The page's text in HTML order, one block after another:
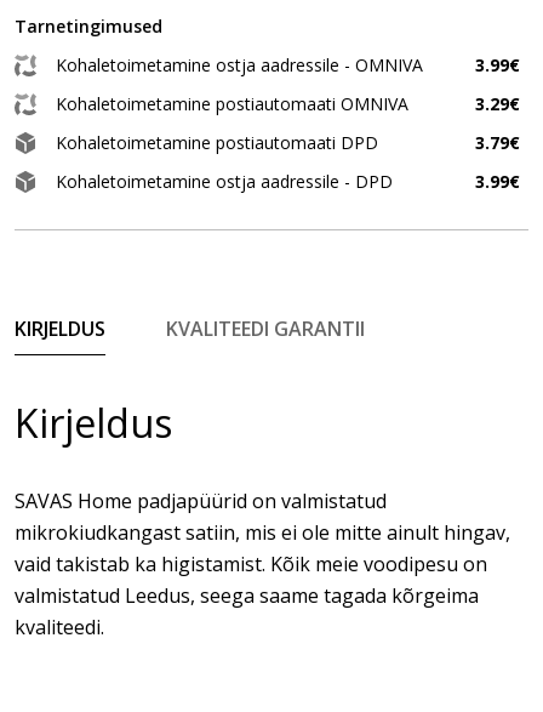
Tarnetingimused
Kohaletoimetamine ostja aadressile - OMNIVA
3.99€
Kohaletoimetamine postiautomaati OMNIVA
3.29€
Kohaletoimetamine postiautomaati DPD
3.79€
Kohaletoimetamine ostja aadressile - DPD
3.99€
KIRJELDUS KVALITEEDI GARANTII
Kirjeldus
SAVAS Home padjapüürid on valmistatud
mikrokiudkangast satiin, mis ei ole mitte ainult hingav,
vaid takistab ka higistamist. Kõik meie voodipesu on
valmistatud Leedus, seega saame tagada kõrgeima
kvaliteedi.